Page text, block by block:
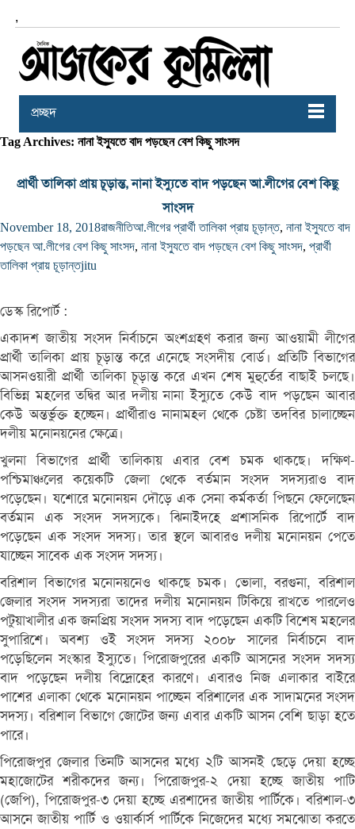
,
প্রচ্ছদ
Tag Archives: নানা ইস্যুতে বাদ পড়ছেন বেশ কিছু সাংসদ
প্রার্থী তালিকা প্রায় চূড়ান্ত, নানা ইস্যুতে বাদ পড়ছেন আ.লীগের বেশ কিছু
সাংসদ
November 18, 2018রাজনীতিআ.লীগের প্রার্থী তালিকা প্রায় চূড়ান্ত, নানা ইস্যুতে বাদ
পড়ছেন আ.লীগের বেশ কিছু সাংসদ, নানা ইস্যুতে বাদ পড়ছেন বেশ কিছু সাংসদ, প্রার্থী
তালিকা প্রায় চূড়ান্তjitu
ডেস্ক রিপোর্ট :
একাদশ জাতীয় সংসদ নির্বাচনে অংশগ্রহণ করার জন্য আওয়ামী লীগের
প্রার্থী তালিকা প্রায় চূড়ান্ত করে এনেছে সংসদীয় বোর্ড। প্রতিটি বিভাগের
আসনওয়ারী প্রার্থী তালিকা চূড়ান্ত করে এখন শেষ মুহুর্তের বাছাই চলছে।
বিভিন্ন মহলের তদ্বির আর দলীয় নানা ইস্যুতে কেউ বাদ পড়ছেন আবার
কেউ অন্তর্ভুক্ত হচ্ছেন। প্রার্থীরাও নানামহল থেকে চেষ্টা তদবির চালাচ্ছেন
দলীয় মনোনয়নের ক্ষেত্রে।
খুলনা বিভাগের প্রার্থী তালিকায় এবার বেশ চমক থাকছে। দক্ষিণ-
পশ্চিমাঞ্চলের কয়েকটি জেলা থেকে বর্তমান সংসদ সদস্যরাও বাদ
পড়েছেন। যশোরে মনোনয়ন দৌড়ে এক সেনা কর্মকর্তা পিছনে ফেলেছেন
বর্তমান এক সংসদ সদস্যকে। ঝিনাইদহে প্রশাসনিক রিপোর্টে বাদ
পড়েছেন এক সংসদ সদস্য। তার স্থলে আবারও দলীয় মনোনয়ন পেতে
যাচ্ছেন সাবেক এক সংসদ সদস্য।
বরিশাল বিভাগের মনোনয়নেও থাকছে চমক। ভোলা, বরগুনা, বরিশাল
জেলার সংসদ সদস্যরা তাদের দলীয় মনোনয়ন টিকিয়ে রাখতে পারলেও
পটুয়াখালীর এক জনপ্রিয় সংসদ সদস্য বাদ পড়েছেন একটি বিশেষ মহলের
সুপারিশে। অবশ্য ওই সংসদ সদস্য ২০০৮ সালের নির্বাচনে বাদ
পড়েছিলেন সংস্কার ইস্যুতে। পিরোজপুরের একটি আসনের সংসদ সদস্য
বাদ পড়েছেন দলীয় বিদ্রোহের কারণে। এবারও নিজ এলাকার বাইরে
পাশের এলাকা থেকে মনোনয়ন পাচ্ছেন বরিশালের এক সাদামনের সংসদ
সদস্য। বরিশাল বিভাগে জোটের জন্য এবার একটি আসন বেশি ছাড়া হতে
পারে।
পিরোজপুর জেলার তিনটি আসনের মধ্যে ২টি আসনই ছেড়ে দেয়া হচ্ছে
মহাজোটের শরীকদের জন্য। পিরোজপুর-২ দেয়া হচ্ছে জাতীয় পাটি
(জেপি), পিরোজপুর-৩ দেয়া হচ্ছে এরশাদের জাতীয় পার্টিকে। বরিশাল-৩
আসনে জাতীয় পার্টি ও ওয়ার্কার্স পার্টিকে নিজেদের মধ্যে সমঝোতা করতে